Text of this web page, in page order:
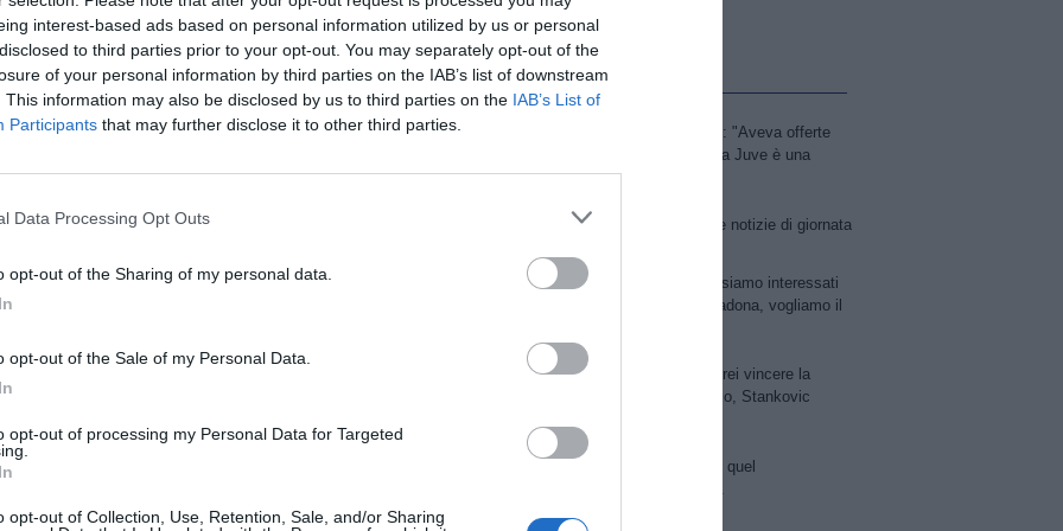
interest-based ads based on personal information utilized by us or personal
to third parties prior to your opt-out. You may separately opt-out of the
of your personal information by third parties on the IAB’s list of downstream
This information may also be disclosed by us to third parties on the IAB’s List of
Participants that may further disclose it to other third parties.
Data Processing Opt Outs
opt-out of the Sharing of my personal data.
opt-out of the Sale of my Personal Data.
opt-out of processing my Personal Data for Targeted
opt-out of Collection, Use, Retention, Sale, and/or Sharing
condividi tweet
FONTI PREFERITE
raggiunto l'accordo per il rinnovo di
sulla panchina del Venezia. Dopo la promozione in
con l'allenatore per il rinnovo di contratto fino al
nei confronti di Stroppa che, in una
A la squadra veneta.
LE PIÙ LETTE
Pjanic presenta Alajbegovic: "Aveva offerte
più ricche, gli ho detto che la Juve è una
famiglia"
Calciomercato LIVE: tutte le notizie di giornata
Napoli, De Laurentiis: "Non siamo interessati
alla ristrutturazione del Maradona, vogliamo il
Inter, senti Mkhitaryan: "Vorrei vincere la
Champions. Ritiro? Non lo so, Stankovic
Palermo, ecco Strefezza. E quel